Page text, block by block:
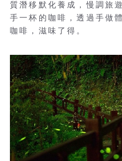
質潛移默化養成，慢調旅
手一杯的咖啡，透過手做
咖啡，滋味了得。